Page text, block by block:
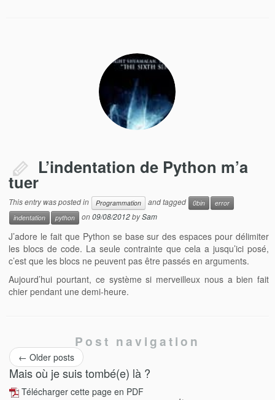
L’indentation de Python m’a
tuer
This entry was posted in Programmation and tagged 0bin
error
indentation
python on09/08/2012bySam
J’adore le fait que Python se base sur des espaces pour délimiter
les blocs de code. La seule contrainte que cela a jusqu’ici posé,
c’est que les blocs ne peuvent pas être passés en arguments.
Aujourd’hui pourtant, ce système si merveilleux nous a bien fait
chier pendant une demi-heure.
Post navigation
← Older posts
Mais où je suis tombé(e) là ?
Télécharger cette page en PDF